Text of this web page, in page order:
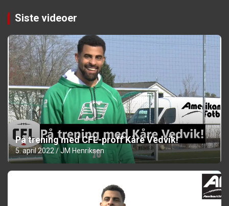
Siste videoer
På trening med CFL-proff Kåre Vedvik!
5. april 2022 JM Henriksen